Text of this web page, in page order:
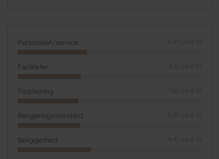
Personalet/service 8,97 ud af 10
Faciliteter 8,12 ud af 10
Forplejning 7,82 ud af 10
Rengøringsstandard 8,05 ud af 10
Beliggenhed 9,47 ud af 10